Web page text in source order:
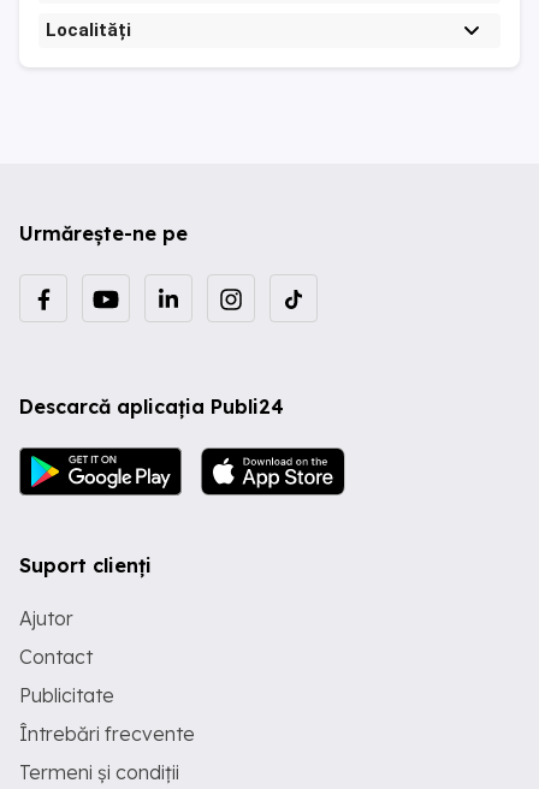
Localități
Urmărește-ne pe
Descarcă aplicația Publi24
Suport clienți
Ajutor
Contact
Publicitate
Întrebări frecvente
Termeni și condiții